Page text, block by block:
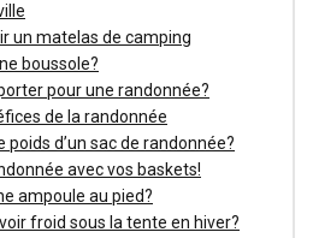
un matelas de camping
boussole?
pour une randonnée?
de la randonnée
d’un sac de randonnée?
avec vos baskets!
ampoule au pied?
froid sous la tente en hiver?